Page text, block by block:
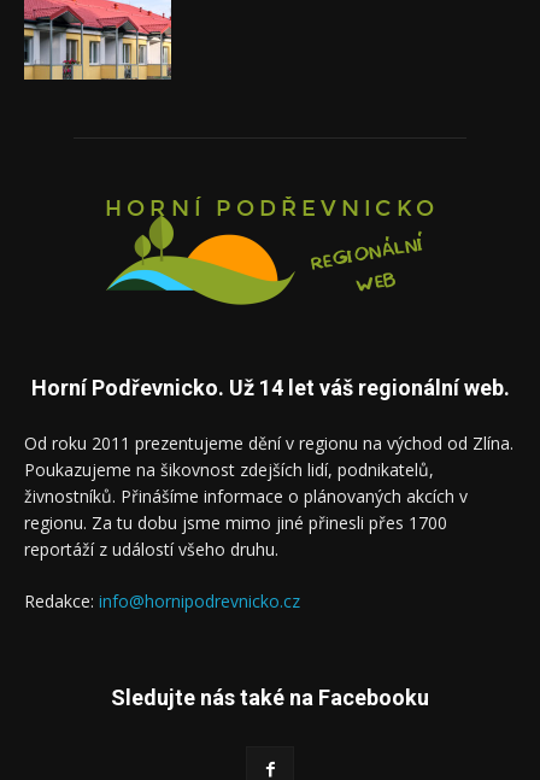
Horní Podřevnicko. Už 14 let váš regionální web.
Od roku 2011 prezentujeme dění v regionu na východ od Zlína.
Poukazujeme na šikovnost zdejších lidí, podnikatelů,
živnostníků. Přinášíme informace o plánovaných akcích v
regionu. Za tu dobu jsme mimo jiné přinesli přes 1700
reportáží z událostí všeho druhu.
Redakce: info@hornipodrevnicko.cz
Sledujte nás také na Facebooku